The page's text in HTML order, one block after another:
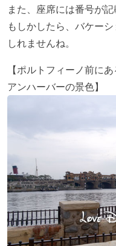
また、座席には番号が記
もしかしたら、バケー
しれませんね。
【ポルトフィーノ前に
アンハーバーの景色】